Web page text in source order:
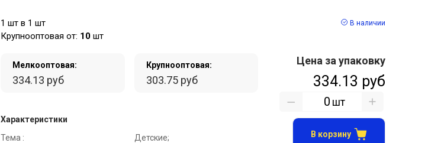
1 шт в 1 шт
Крупнооптовая от: 10 шт
В наличии
Мелкооптовая:
334.13 руб
Крупнооптовая:
303.75 руб
Характеристики
Тема :
Детские;
Цена за упаковку
334.13 руб
шт
В корзину